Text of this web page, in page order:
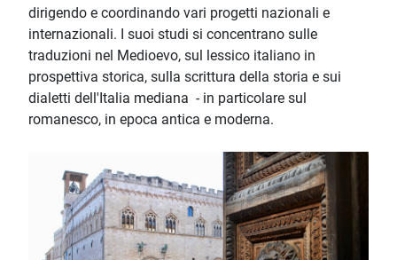
dirigendo e coordinando vari progetti nazionali e
internazionali. I suoi studi si concentrano sulle
traduzioni nel Medioevo, sul lessico italiano in
prospettiva storica, sulla scrittura della storia e sui
dialetti dell'Italia mediana - in particolare sul
romanesco, in epoca antica e moderna.